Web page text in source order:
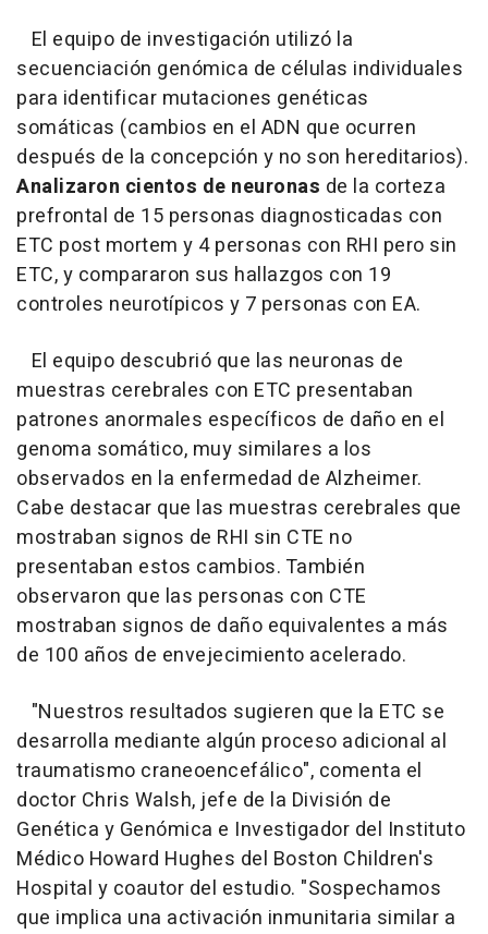
El equipo de investigación utilizó la
secuenciación genómica de células individuales
para identificar mutaciones genéticas
somáticas (cambios en el ADN que ocurren
después de la concepción y no son hereditarios).
Analizaron cientos de neuronas de la corteza
prefrontal de 15 personas diagnosticadas con
ETC post mortem y 4 personas con RHI pero sin
ETC, y compararon sus hallazgos con 19
controles neurotípicos y 7 personas con EA.
El equipo descubrió que las neuronas de
muestras cerebrales con ETC presentaban
patrones anormales específicos de daño en el
genoma somático, muy similares a los
observados en la enfermedad de Alzheimer.
Cabe destacar que las muestras cerebrales que
mostraban signos de RHI sin CTE no
presentaban estos cambios. También
observaron que las personas con CTE
mostraban signos de daño equivalentes a más
de 100 años de envejecimiento acelerado.
"Nuestros resultados sugieren que la ETC se
desarrolla mediante algún proceso adicional al
traumatismo craneoencefálico", comenta el
doctor Chris Walsh, jefe de la División de
Genética y Genómica e Investigador del Instituto
Médico Howard Hughes del Boston Children's
Hospital y coautor del estudio. "Sospechamos
que implica una activación inmunitaria similar a